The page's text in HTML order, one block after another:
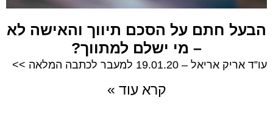
הבעל חתם על הסכם תיווך והאישה לא
– מי ישלם למתווך?
עו”ד אריק אריאל – 19.01.20 למעבר לכתבה המלאה >>
קרא עוד »